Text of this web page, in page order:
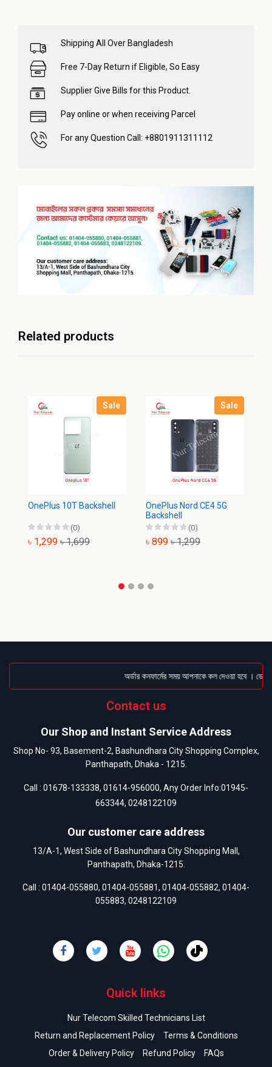
Shipping All Over Bangladesh
Free 7-Day Return if Eligible, So Easy
Supplier Give Bills for this Product.
Pay online or when receiving Parcel
For any Question Call: +8801911311112
Related products
Sale
OnePlus 10T Backshell
(0)
৳ 1,299 ৳ 1,699
Sale
OnePlus Nord CE4 5G
Backshell
(0)
৳ 899 ৳ 1,299
অর্ডার কনফার্মের সময় আপনাকে কল দেওয়া হবে ।
Contact us
Our Shop and Instant Service Address
Shop No- 93, Basement-2, Bashundhara City Shopping Complex,
Panthapath, Dhaka - 1215.
Call : 01678-133338, 01614-956000, Any Order Info:01945-
663344, 0248122109
Our customer care address
13/A-1, West Side of Bashundhara City Shopping Mall,
Panthapath, Dhaka-1215.
Call : 01404-055880, 01404-055881, 01404-055882, 01404-
055883, 0248122109
Quick links
Nur Telecom Skilled Technicians List
Return and Replacement Policy
Terms & Conditions
Order & Delivery Policy
Refund Policy FAQs